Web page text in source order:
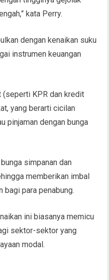
kata Perry.
dengan kenaikan suku
instrumen keuangan
(seperti KPR dan kredit
yang berarti cicilan
pinjaman dengan bunga
simpanan dan
memberikan imbal
bagi para penabung.
ini biasanya memicu
sektor-sektor yang
modal.